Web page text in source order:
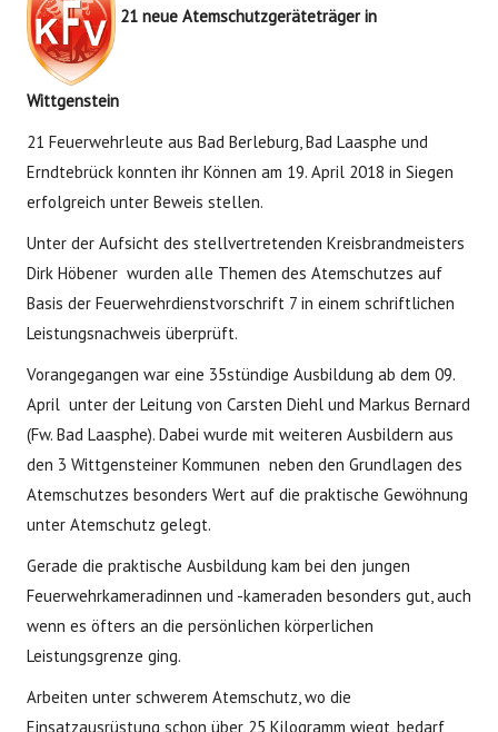
21 neue Atemschutzgeräteträger in
Wittgenstein
21 Feuerwehrleute aus Bad Berleburg, Bad Laasphe und
Erndtebrück konnten ihr Können am 19. April 2018 in Siegen
erfolgreich unter Beweis stellen.
Unter der Aufsicht des stellvertretenden Kreisbrandmeisters
Dirk Höbener wurden alle Themen des Atemschutzes auf
Basis der Feuerwehrdienstvorschrift 7 in einem schriftlichen
Leistungsnachweis überprüft.
Vorangegangen war eine 35stündige Ausbildung ab dem 09.
April unter der Leitung von Carsten Diehl und Markus Bernard
(Fw. Bad Laasphe). Dabei wurde mit weiteren Ausbildern aus
den 3 Wittgensteiner Kommunen neben den Grundlagen des
Atemschutzes besonders Wert auf die praktische Gewöhnung
unter Atemschutz gelegt.
Gerade die praktische Ausbildung kam bei den jungen
Feuerwehrkameradinnen und -kameraden besonders gut, auch
wenn es öfters an die persönlichen körperlichen
Leistungsgrenze ging.
Arbeiten unter schwerem Atemschutz, wo die
Einsatzausrüstung schon über 25 Kilogramm wiegt, bedarf